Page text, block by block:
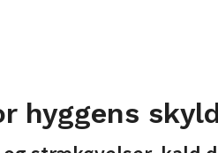
hyggens